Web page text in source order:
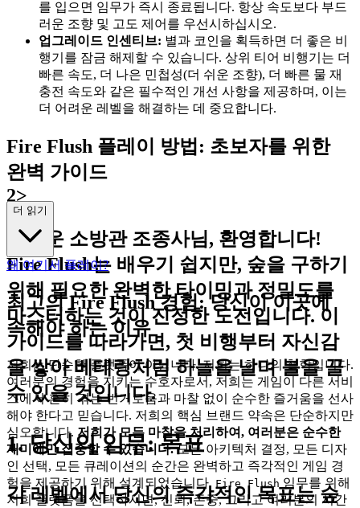
를 입으면 임무가 즉시 종료됩니다. 항상 속도보다 부드
러운 조향 및 고도 제어를 우선시하십시오.
업그레이드 인센티브: 별과 코인을 획득하면 더 좋은 비
행기를 잠금 해제할 수 있습니다. 상위 티어 비행기는 더
빠른 속도, 더 나은 민첩성(더 쉬운 조향), 더 빠른 물 재
충전 속도와 같은 필수적인 개선 사항을 제공하며, 이는
더 어려운 레벨을 해결하는 데 중요합니다.
Fire Flush 플레이 방법: 초보자를 위한
완벽 가이드
2>
새로운 소방관 조종사님, 환영합니다!
Fire Flush는 배우기 쉽지만, 숲을 구하기
위해 필요한 완벽한 타이밍과 정밀도를
마스터하는 것이 진정한 도전입니다. 이
가이드를 따라가면, 첫 비행부터 자신감
을 쌓아 베테랑처럼 하늘을 날며 불을 끌
수 있을 것입니다.
1. 당신의 임무: 목표
각 레벨에서 당신의 즉각적인 목표는 숲
더 읽기
왜 여기서 플레이?
최고의 Fire Flush 경험: 당신이 이곳에
속해야 하는 이유
저희는 단순한 플랫폼이 아닙니다. 저희는 하나의 철학입니다.
여러분의 경험을 지키는 수호자로서, 저희는 게임이 다른 서비
스에서 흔히 겪는 번거로움과 마찰 없이 순수한 즐거움을 선사
해야 한다고 믿습니다. 저희의 핵심 브랜드 약속은 단순하지만
심오합니다. 저희가 모든 마찰을 처리하여, 여러분은 순수한
재미에만 집중할 수 있습니다.모든 아키텍처 결정, 모든 디자
인 선택, 모든 큐레이션의 순간은 완벽하고 즉각적인 게임 경
험을 제공하기 위해 설계되었습니다. Fire Flush 임무를 위해
저희 플랫폼을 선택하시면, 신뢰, 존중, 그리고 여러분의 시간